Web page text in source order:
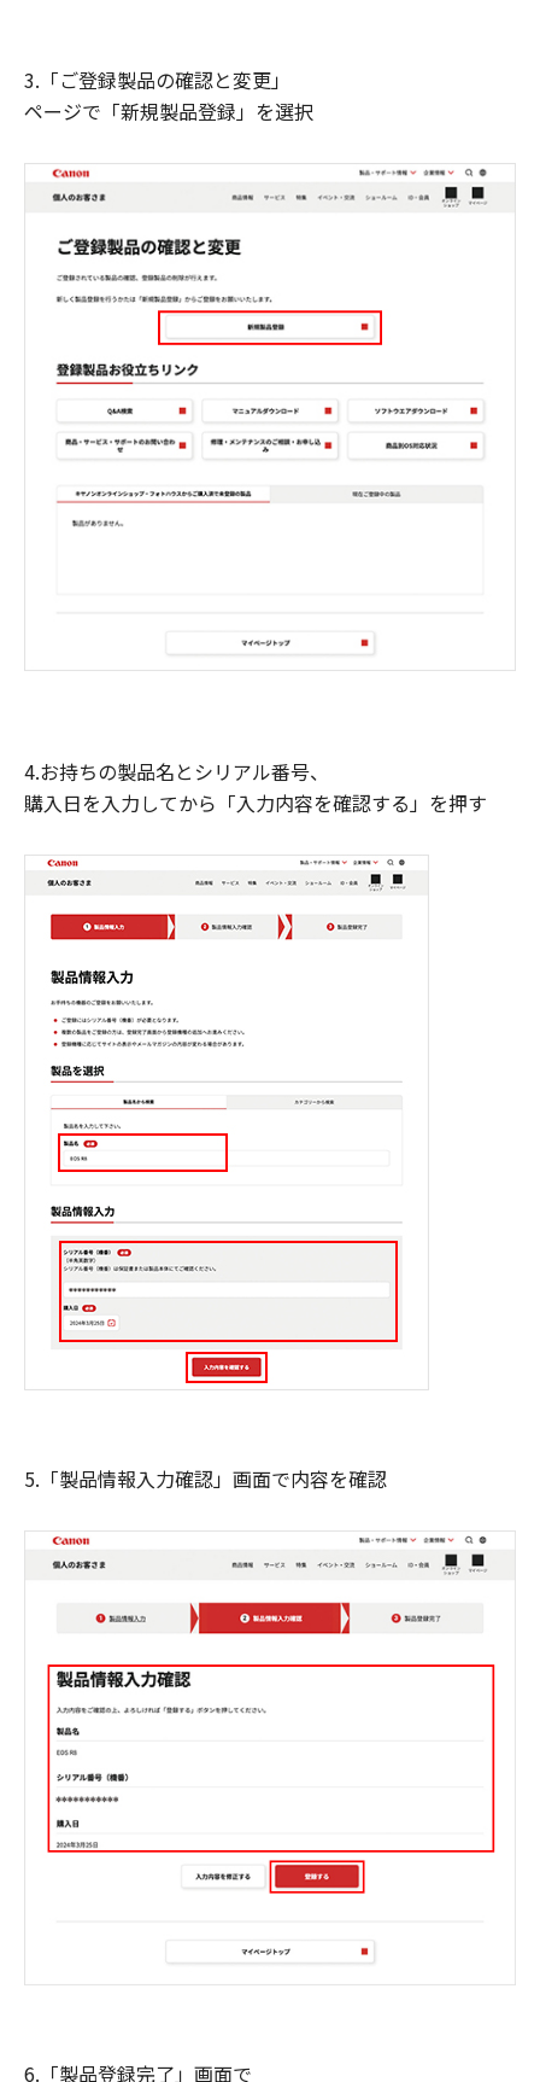
3.「ご登録製品の確認と変更」
ページで「新規製品登録」を選択
4.お持ちの製品名とシリアル番号、
購入日を入力してから「入力内容を確認する」を押す
5.「製品情報入力確認」画面で内容を確認
6.「製品登録完了」画面で